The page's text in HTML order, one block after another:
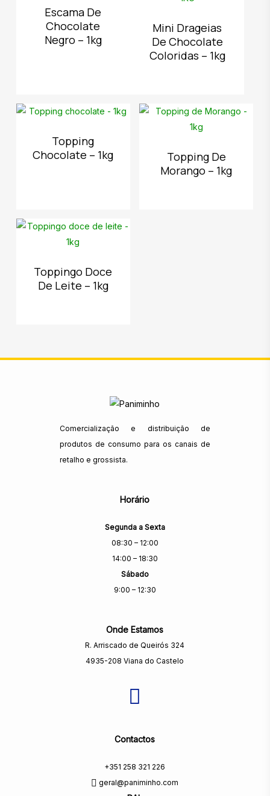
Escama De
Chocolate
Negro – 1kg
Mini Drageias
De Chocolate
Coloridas – 1kg
Topping
Chocolate – 1kg
Topping De
Morango – 1kg
Toppingo Doce
De Leite – 1kg
Comercialização e distribuição de
produtos de consumo para os canais de
retalho e grossista.
Horário
Segunda a Sexta
08:30 – 12:00
14:00 – 18:30
Sábado
9:00 – 12:30
Onde Estamos
R. Arriscado de Queirós 324
4935-208 Viana do Castelo
Contactos
+351 258 321 226
geral@paniminho.com